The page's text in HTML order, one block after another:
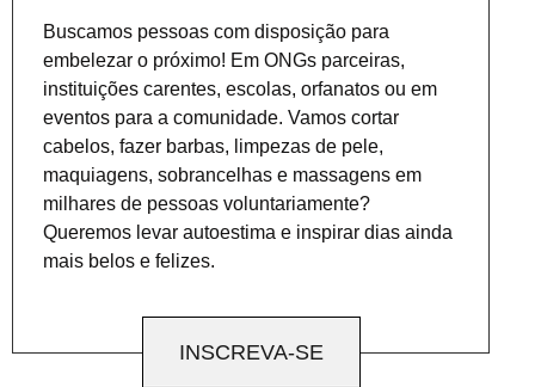
Buscamos pessoas com disposição para
embelezar o próximo! Em ONGs parceiras,
instituições carentes, escolas, orfanatos ou em
eventos para a comunidade. Vamos cortar
cabelos, fazer barbas, limpezas de pele,
maquiagens, sobrancelhas e massagens em
milhares de pessoas voluntariamente?
Queremos levar autoestima e inspirar dias ainda
mais belos e felizes.
INSCREVA-SE